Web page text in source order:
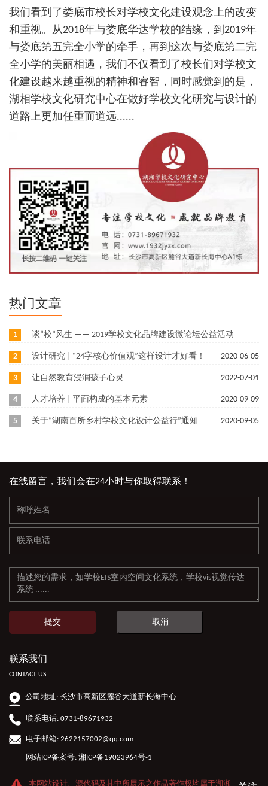
我们看到了娄底市校长对学校文化建设观念上的改变
和重视。从2018年与娄底华达学校的结缘，到2019年
与娄底第五完全小学的牵手，再到这次与娄底第二完
全小学的美丽相遇，我们不仅看到了校长们对学校文
化建设越来越重视的精神和睿智，同时感觉到的是，
湖相学校文化研究中心在做好学校文化研究与设计的
道路上更加任重而道远......
热门文章
1 谈“校”风生 —— 2019学校文化品牌建设微论坛公益活动
2021-03-06
2 设计研究 | “24字核心价值观”这样设计才好看！ 2020-06-05
3 让自然教育浸润孩子心灵 2022-07-01
4 人才培养 | 平面构成的基本元素 2020-09-09
5 关于“湖南百所乡村学校文化设计公益行”通知 2020-09-05
在线留言，我们会在24小时与你取得联系！
提交 取消
联系我们
CONTACT US
公司地址: 长沙市高新区麓谷大道新长海中心
联系电话: 0731-89671932
电子邮箱: 2622157002@qq.com
网站ICP备案号: 湘ICP备19023964号-1
本网站设计、源代码及其中所展示之作品著作权均属于湖湘